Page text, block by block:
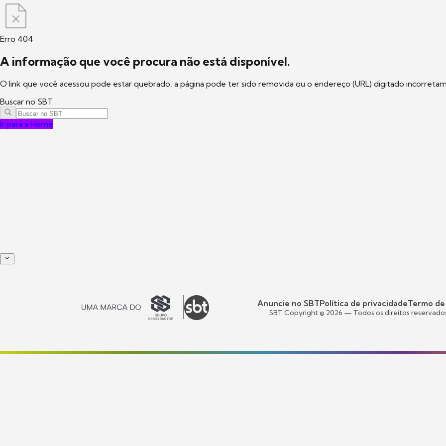
Erro 404
A informação que você procura não está disponível.
O link que você acessou pode estar quebrado, a página pode ter sido removida ou o endereço (URL) digitado
Buscar no SBT
Ir para a Home
Anuncie no SBTPolítica de privacidadeTermo de
SBT Copyright © 2026 — Todos os direitos